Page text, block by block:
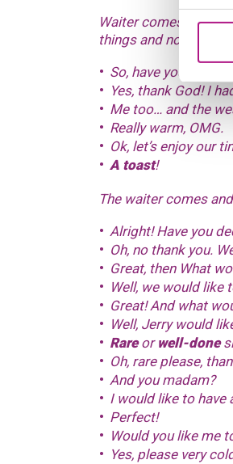
Waiter comes and
things and now you
So, have you had a
Yes, thank God! I
Me too… and the
Really warm, OMG.
Ok, let’s enjoy our
A toast!
The waiter comes
Alright! Have you
Oh, no thank you.
Great, then What
Well, we would like
Great! And what
Well, Jerry would
Rareor well-done
Oh, rare please,
And you madam?
I would like to have
Perfect!
Would you like me
Yes, please very